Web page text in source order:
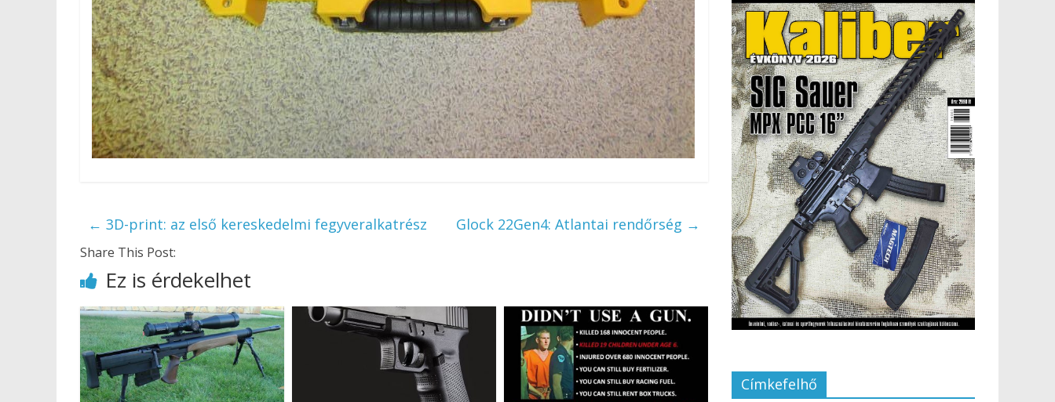
← 3D-print: az első kereskedelmi fegyveralkatrész Glock 22Gen4: Atlantai rendőrség →
Share This Post:
Ez is érdekelhet
Címkefelhő